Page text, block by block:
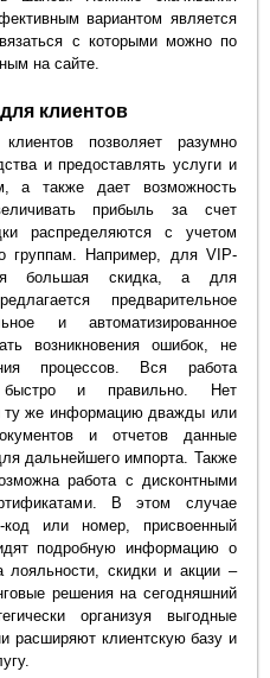
вариантом является
с которыми можно по
на сайте.
клиентов
позволяет разумно
и предоставлять услуги и
а также дает возможность
прибыль за счет
распределяются с учетом
группам. Например, для VIP-
большая скидка, а для
предварительное
и автоматизированное
возникновения ошибок, не
процессов. Вся работа
быстро и правильно. Нет
ту же информацию дважды или
и отчетов данные
дальнейшего импорта. Также
работа с дисконтными
В этом случае
код или номер, присвоенный
подробную информацию о
лояльности, скидки и акции –
решения на сегодняшний
организуя выгодные
расширяют клиентскую базу и